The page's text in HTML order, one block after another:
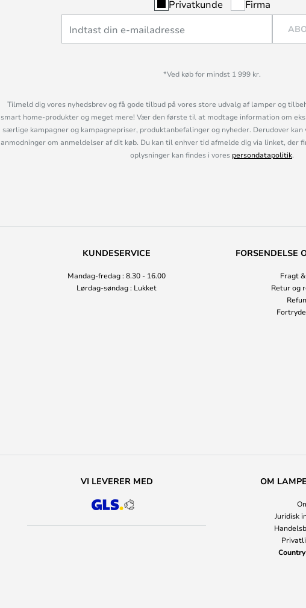
Privatkunde Firma
*Ved køb for mindst 1 999 kr.
Tilmeld dig vores nyhedsbrev og få gode tilbud på vores store udvalg af lamper og
smart home-produkter og meget mere! Vær den første til at modtage information om
særlige kampagner og kampagnepriser, produktanbefalinger og nyheder. Derudover
anmodninger om anmeldelser af dit køb. Du kan til enhver tid afmelde dig via linket, der
oplysninger kan findes i vores persondatapolitik.
KUNDESERVICE
Mandag-fredag : 8.30 - 16.00
Lørdag-søndag : Lukket
FORSENDELSE
Fragt
Retur og
VI LEVERER MED OM
Juridisk